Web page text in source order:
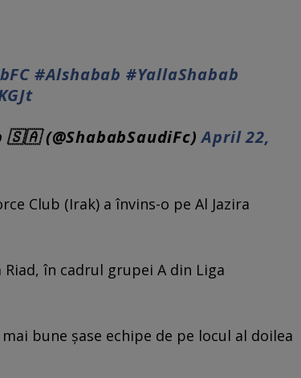
#Alshabab #YallaShabab
🇸🇦 (@ShababSaudiFc)April 22,
Club (Irak) a învins-o pe Al Jazira
în cadrul grupei A din Liga
bune șase echipe de pe locul al doilea